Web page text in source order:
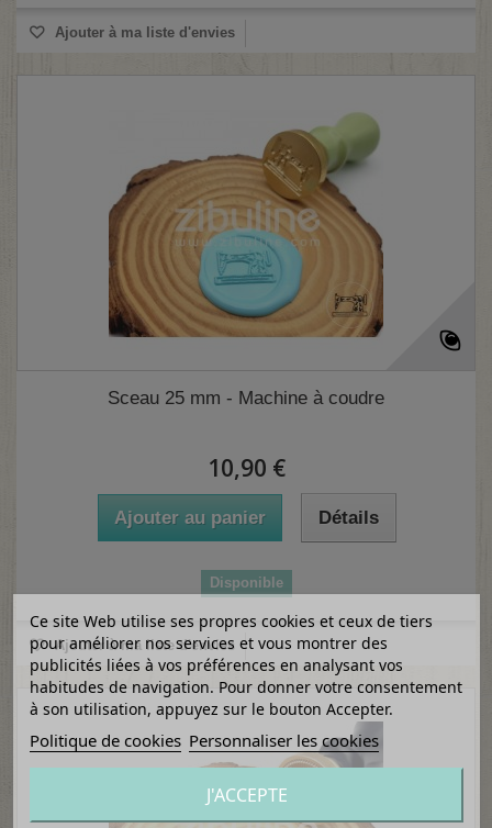
Ajouter à ma liste d'envies
Sceau 25 mm - Machine à coudre
10,90 €
Ajouter au panier Détails
Disponible
Ajouter à ma liste d'envies
Ce site Web utilise ses propres cookies et ceux de tiers
pour améliorer nos services et vous montrer des
publicités liées à vos préférences en analysant vos
habitudes de navigation. Pour donner votre consentement
à son utilisation, appuyez sur le bouton Accepter.
Politique de cookies Personnaliser les cookies
J'ACCEPTE